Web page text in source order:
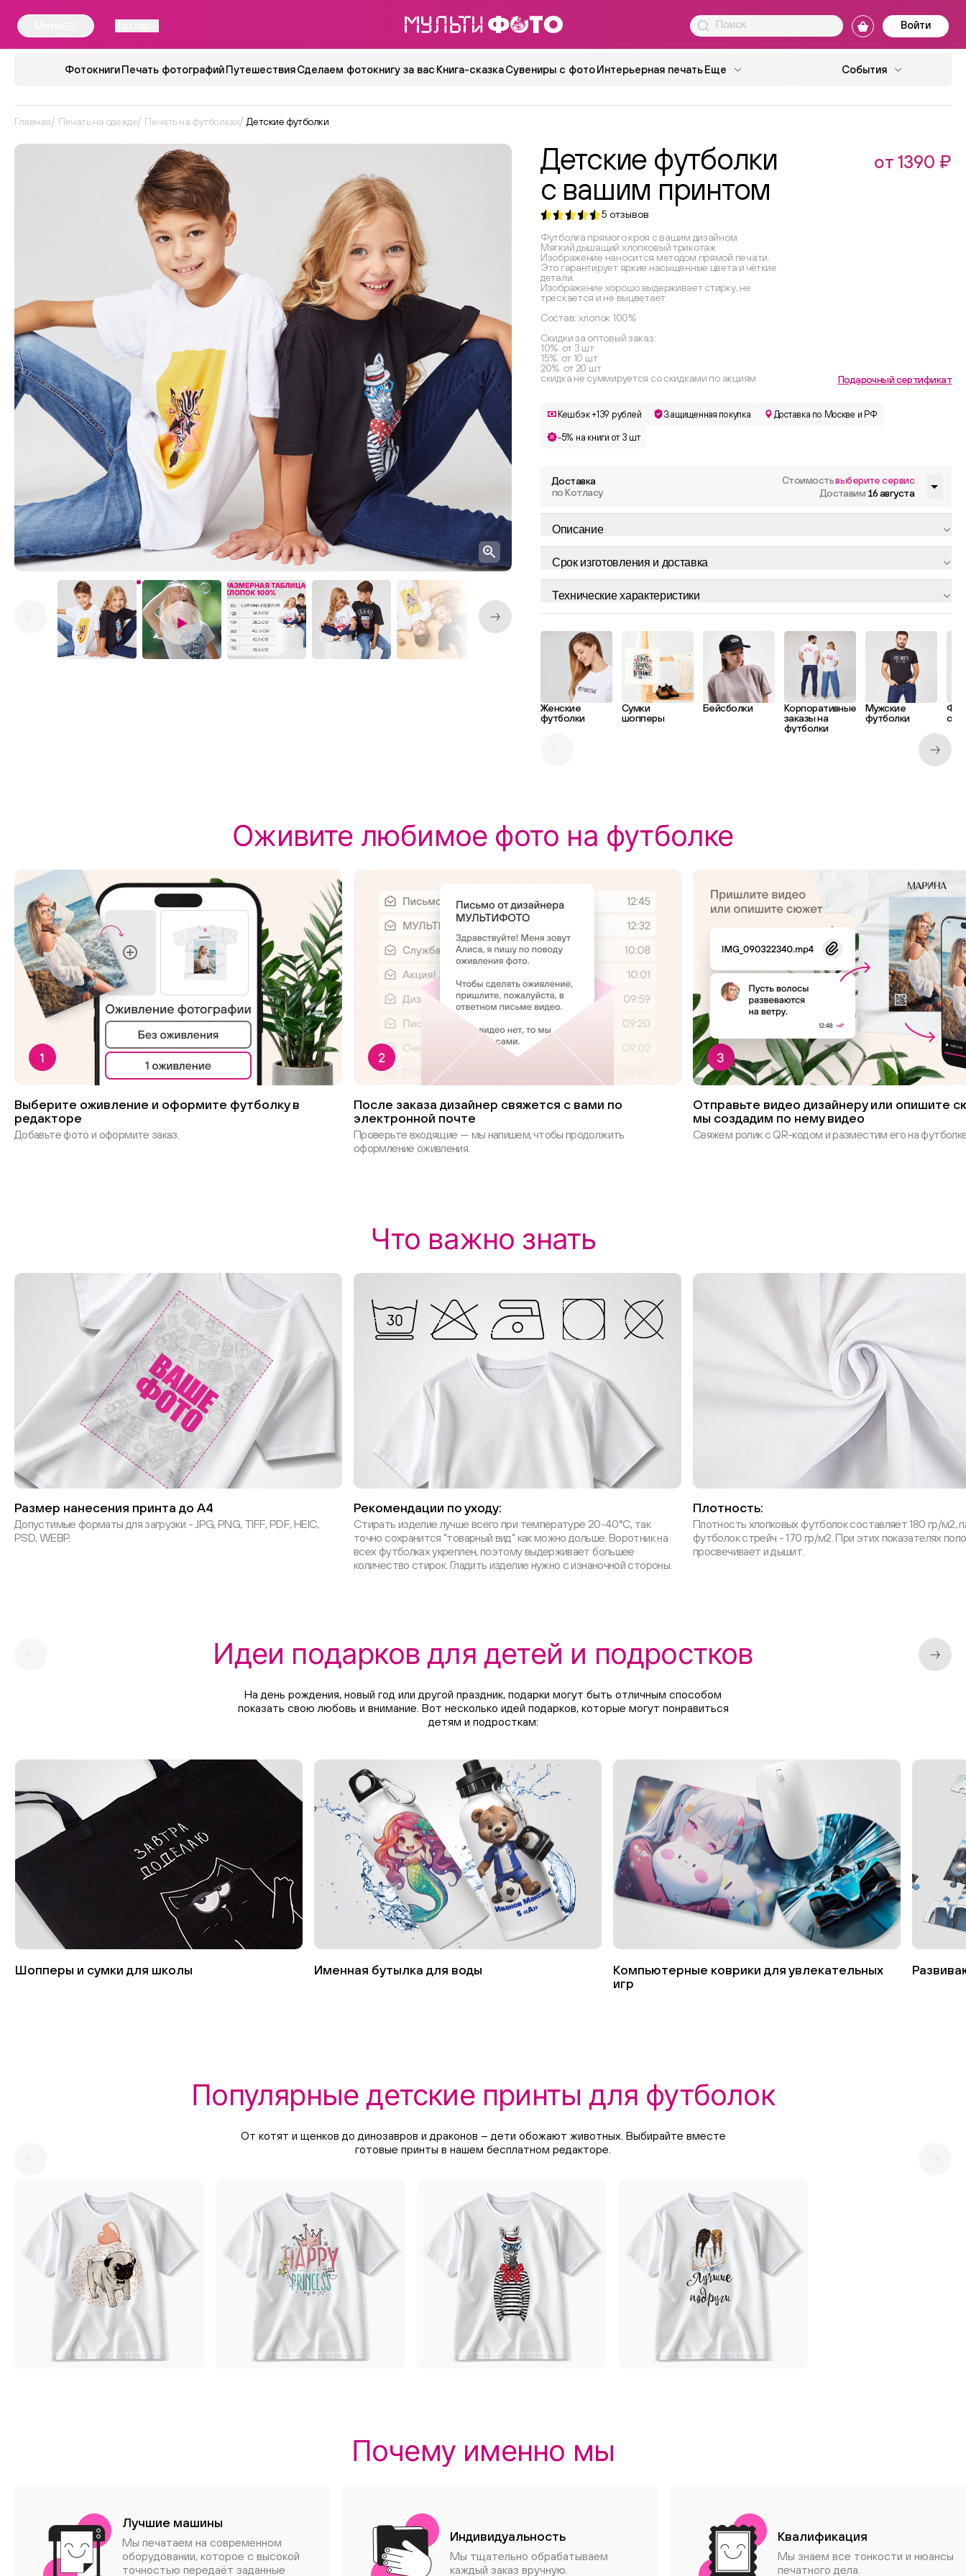
Войти
Фотокниги Печать фотографий Путешествия Сделаем фотокнигу за вас Книга-сказка Сувениры с фото Интерьерная печать Еще События
Главная Печать на одежде Печать на футболках Детские футболки
Детские футболки
с вашим принтом
от 1390 ₽
5 отзывов
Футболка прямого кроя с вашим дизайном
Мягкий дышащий хлопковый трикотаж
Изображение наносится методом прямой печати.
Это гарантирует яркие насыщенные цвета и чёткие
детали.
Изображение хорошо выдерживает стирку, не
трескается и не выцветает
Состав: хлопок 100%
Скидки за оптовый заказ:
10% от 3 шт
15% от 10 шт
20% от 20 шт
скидка не суммируется со скидками по акциям
Подарочный сертификат
Кешбэк +139 рублей Защищенная покупка Доставка по Москве и РФ
-5% на книги от 3 шт
Доставка
по Котласу
Стоимостьвыберите сервис
Доставим 16 августа
Описание
Срок изготовления и доставка
Технические характеристики
Женские
футболки
Сумки
шопперы
Бейсболки
Корпоративные
заказы на
футболки
Мужские
футболки
Оживите любимое фото на футболке
Выберите оживление и оформите футболку в
редакторе
Добавьте фото и оформите заказ.
После заказа дизайнер свяжется с вами по
электронной почте
Проверьте входящие — мы напишем, чтобы продолжить
оформление оживления.
Отправьте видео дизайнеру или опишите
мы создадим по нему видео
Свяжем ролик с QR-кодом и разместим его на
Что важно знать
Размер нанесения принта до А4
Допустимые форматы для загрузки - JPG, PNG, TIFF, PDF, HEIC,
PSD, WEBP.
Рекомендации по уходу:
Стирать изделие лучше всего при температуре 20-40°С, так
точно сохранится "товарный вид" как можно дольше. Воротник на
всех футболках укреплен, поэтому выдерживает большее
количество стирок. Гладить изделие нужно с изнаночной стороны.
Плотность:
Плотность хлопковых футболок составляет 180 гр/м2,
футболок стрейч - 170 гр/м2. При этих показателях
просвечивает и дышит.
Идеи подарков для детей и подростков
На день рождения, новый год или другой праздник, подарки могут быть отличным способом
показать свою любовь и внимание. Вот несколько идей подарков, которые могут понравиться
детям и подросткам:
Шопперы и сумки для школы Именная бутылка для воды
Компьютерные коврики для увлекательных
игр
Популярные детские принты для футболок
От котят и щенков до динозавров и драконов – дети обожают животных. Выбирайте вместе
готовые принты в нашем бесплатном редакторе.
Почему именно мы
Лучшие машины
Мы печатаем на современном
оборудовании, которое с высокой
точностью передаёт заданные
Индивидуальность
Мы тщательно обрабатываем
каждый заказ вручную.
Квалификация
Мы знаем все тонкости и нюансы
печатного дела.